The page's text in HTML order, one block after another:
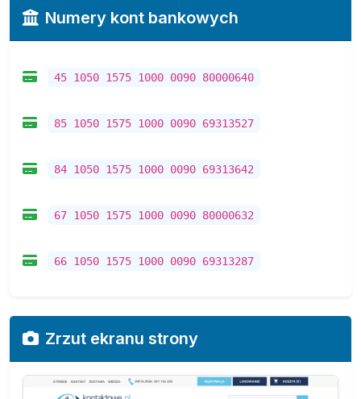
Numery kont bankowych
45 1050 1575 1000 0090 80000640
85 1050 1575 1000 0090 69313527
84 1050 1575 1000 0090 69313642
67 1050 1575 1000 0090 80000632
66 1050 1575 1000 0090 69313287
Zrzut ekranu strony